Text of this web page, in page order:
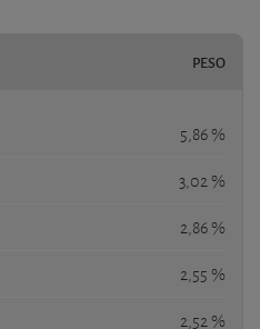
PESO
5,86 %
3,02 %
2,86 %
2,55 %
2,52 %